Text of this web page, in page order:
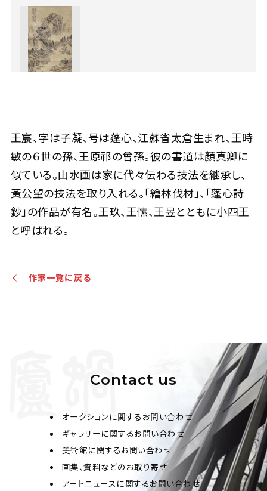
王宸、字は子凝、号は蓬心、江蘇省太倉生まれ、王時
敏の６世の孫、王原祁の曾孫。彼の書道は顏真卿に
似ている。山水画は家に代々伝わる技法を継承し、
黃公望の技法を取り入れる。「繪林伐材」、「蓬心詩
鈔」の作品が有名。王玖、王愫、王昱とともに小四王
と呼ばれる。
王宸 山水
主催 Jo's Auction
開催 2026/04/23
予想価格
JPY 60,000 - 120,000
結果
王宸 嵐煙翬秀
Jo's Auction
2026/02/26
作家一覧に戻る
Contact us
オークションに関するお問い合わせ
ギャラリーに関するお問い合わせ
美術館に関するお問い合わせ
画集、資料などのお取り寄せ
アートニュースに関するお問い合わせ